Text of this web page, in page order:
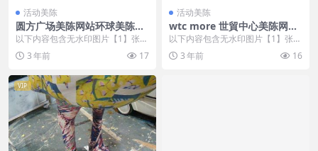
活动美陈
圆方广场美陈网站环球美陈网
(89)
以下内容包含无水印图片【1】张
，开通会员无障碍浏览 开通VIP会
员 3 年前 17
活动美陈
wtc more 世貿中心美陈网站
环球美陈网 (48)
以下内容包含无水印图片【1】张
，开通会员无障碍浏览 开通VIP会
员 3 年前 16
VIP